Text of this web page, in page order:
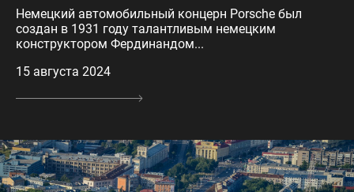
Немецкий автомобильный концерн Porsche был
создан в 1931 году талантливым немецким
конструктором Фердинандом...
15 августа 2024